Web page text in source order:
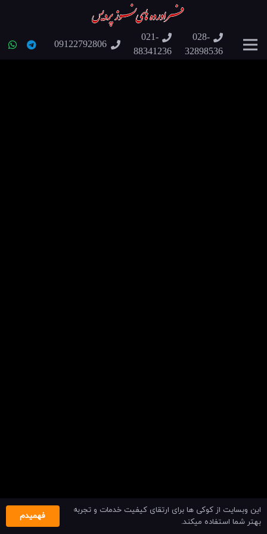
028-
32898536
021-
88341236
09122792806
این وبسایت از کوکی ها برای ارتقای کیفیت خدمات و تجربه
بهتر شما استفاده میکند.
فهمیدم